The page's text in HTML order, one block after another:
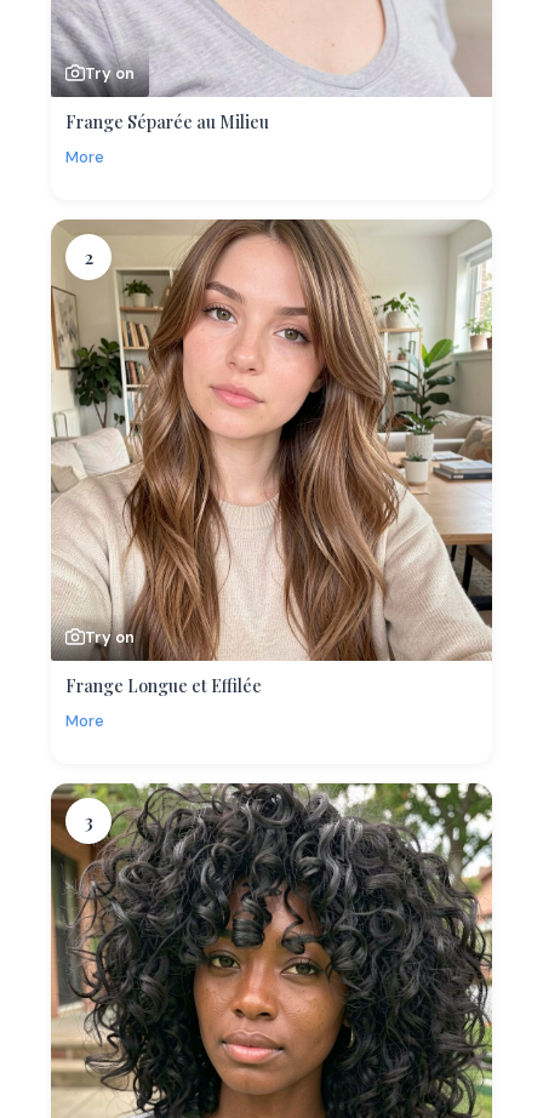
Try on
Frange Séparée au Milieu
More
2
Try on
Frange Longue et Effilée
More
3